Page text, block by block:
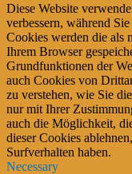
Diese Website
verbessern, während
Cookies werden die als
Ihrem Browser
Grundfunktionen der
auch Cookies von
zu verstehen, wie Sie
nur mit Ihrer
auch die Möglichkeit,
dieser Cookies
Surfverhalten haben.
Necessary